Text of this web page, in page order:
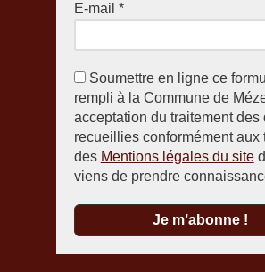
E-mail *
Soumettre en ligne ce
rempli à la Commune de
acceptation du traitement des
recueillies conformément aux
des Mentions légales du site
viens de prendre